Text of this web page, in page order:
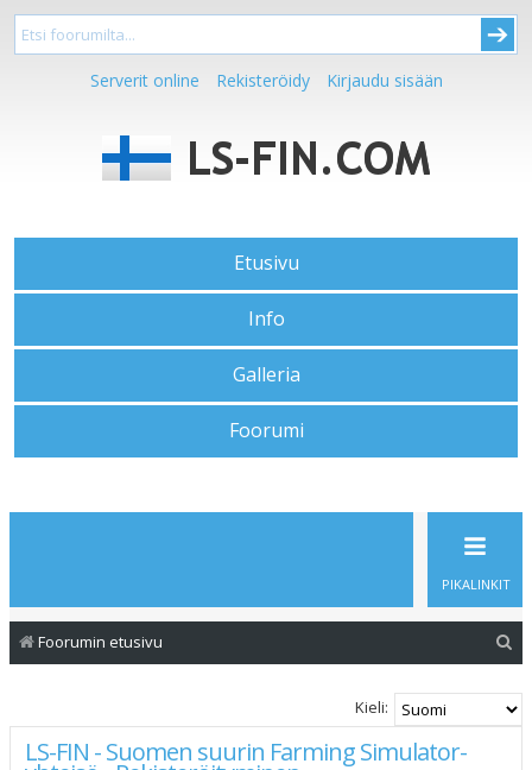
Serverit online Rekisteröidy Kirjaudu sisään
Etusivu
Info
Galleria
Foorumi
PIKALINKIT
Foorumin etusivu
s
Kieli:
LS-FIN - Suomen suurin Farming Simulator-